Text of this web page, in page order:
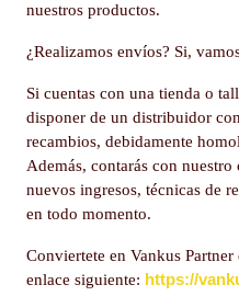
nuestros productos.
¿Realizamos envíos? Si,
Si cuentas con una tienda o
disponer de un distribuidor
recambios, debidamente
Además, contarás con nuestro
nuevos ingresos, técnicas de
en todo momento.
Conviertete en Vankus
enlace siguiente: https://